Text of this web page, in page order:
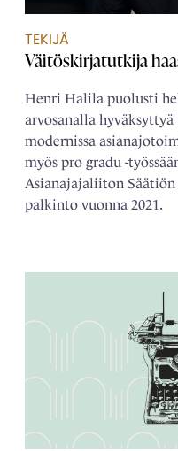
TEKIJÄ
Väitöskirjatutkija
Henri Halila puolusti
arvosanalla hyväksyttyä
modernissa
myös pro gradu -
Asianajajaliiton Säätiön
palkinto vuonna 2021.